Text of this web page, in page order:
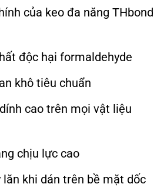
của keo đa năng THbond
độc hại formaldehyde
khô tiêu chuẩn
cao trên mọi vật liệu
chịu lực cao
lăn khi dán trên bề mặt dốc